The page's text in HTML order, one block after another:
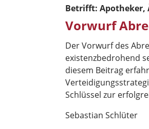
Betrifft: Apotheker,
Vorwurf
Der Vorwurf des
existenzbedrohend
diesem Beitrag
Schlüssel zur
Sebastian Schlüter